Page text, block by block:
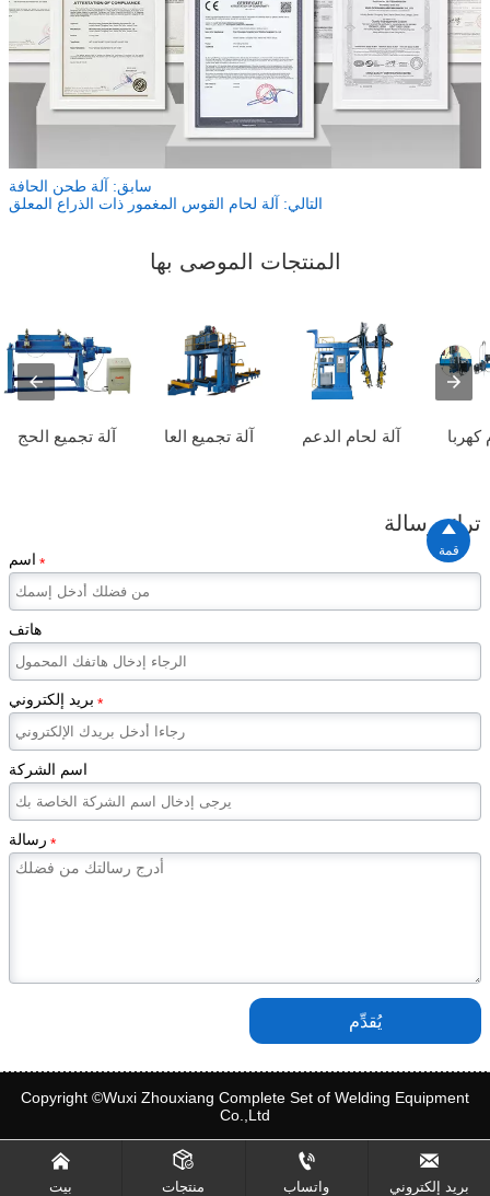
سابق: آلة طحن الحافة
التالي: آلة لحام القوس المغمور ذات الذراع المعلق
المنتجات الموصى بها
آلة تجميع الحج آلة تجميع العا آلة لحام الدعم كهربا
ترك رسالة
اسم *
هاتف
بريد إلكتروني *
اسم الشركة
رسالة *
يُقدِّم
Copyright ©Wuxi Zhouxiang Complete Set of Welding Equipment
Co.,Ltd

بيت

منتجات

واتساب

بريد إلكتروني

قمة